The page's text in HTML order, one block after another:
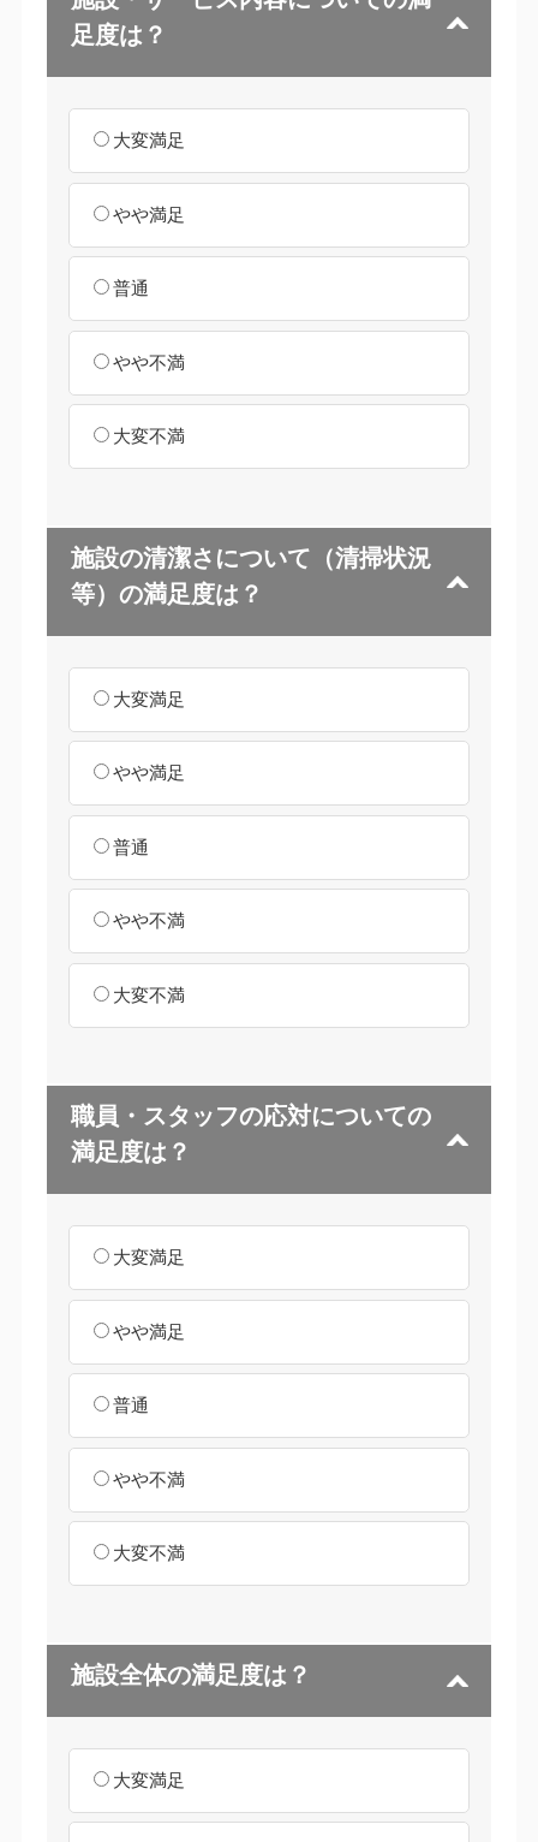
足度は？
大変満足
やや満足
普通
やや不満
大変不満
施設の清潔さについて（清掃状況
等）の満足度は？
大変満足
やや満足
普通
やや不満
大変不満
職員・スタッフの応対についての
満足度は？
大変満足
やや満足
普通
やや不満
大変不満
施設全体の満足度は？
大変満足